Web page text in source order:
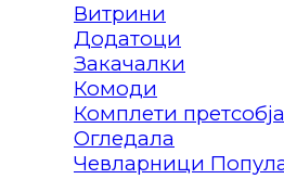
Витрини
Додатоци
Закачалки
Комоди
Комплети претсобја
Огледала
Чевларници